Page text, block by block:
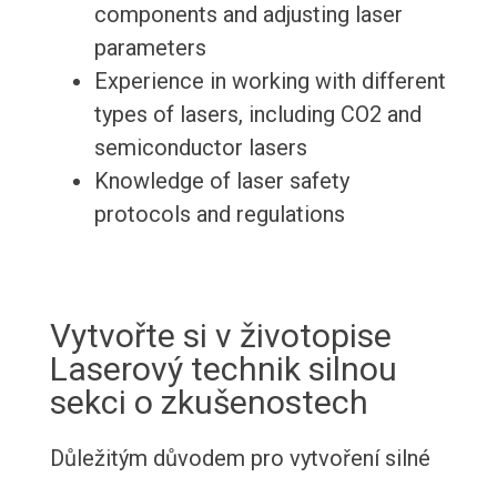
components and adjusting laser
parameters
Experience in working with different
types of lasers, including CO2 and
semiconductor lasers
Knowledge of laser safety
protocols and regulations
Vytvořte si v životopise
Laserový technik silnou
sekci o zkušenostech
Důležitým důvodem pro vytvoření silné